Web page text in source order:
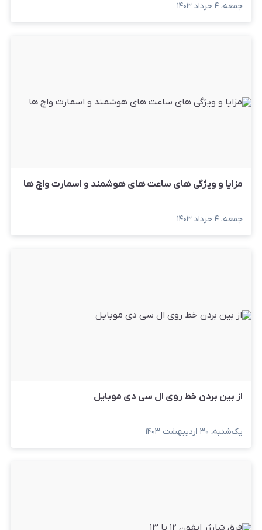
جمعه، ۴ خرداد ۱۴۰۳
مزایا و ویژگی های ساعت های هوشمند و اسمارت واچ ها
جمعه، ۴ خرداد ۱۴۰۳
از بین بردن خط روی ال سی دی موبایل
یک‌شنبه، ۳۰ اردیبهشت ۱۴۰۳